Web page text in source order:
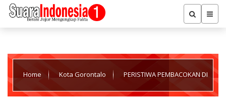
Home Kota Gorontalo PERISTIWA PEMBACOKAN DI